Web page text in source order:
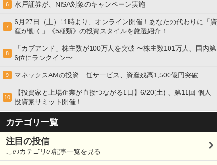
6 水戸証券が、NISA対象のキャンペーン実施
7
6月27日（土）11時より、オンライン開催！あなたの代わりに「資
産が働く」《5種類》の投資スタイルを厳選紹介！
8
「カブアンド」株主数が100万人を突破 〜株主数101万人、国内第
6位にランクイン〜
9 マネックスAMの投資一任サービス、資産残高1,500億円突破
10
【投資家と上場企業が直接つながる1日】6/20(土) 、第11回 個人
投資家サミット開催！
カテゴリ一覧
注目の投信
このカテゴリの記事一覧を見る